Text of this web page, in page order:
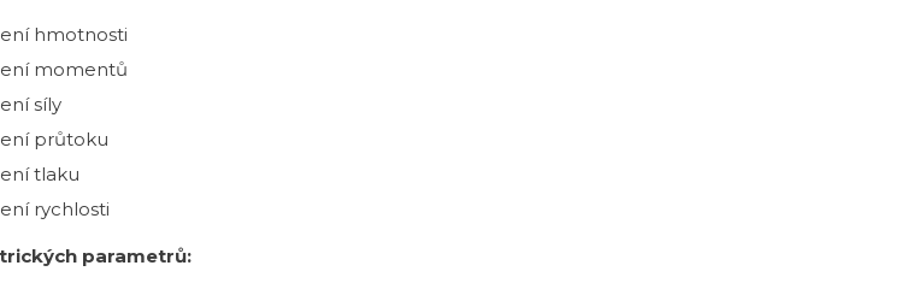
hmotnosti
momentů
síly
průtoku
tlaku
rychlosti
parametrů: